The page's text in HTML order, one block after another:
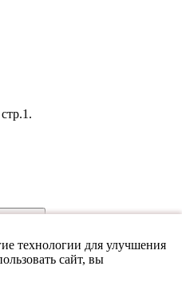
сайта защищена законом
технологии для улучшения
сайт, вы